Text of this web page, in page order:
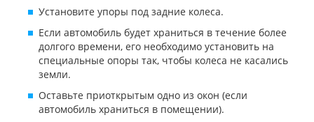
Установите упоры под задние колеса.
Если автомобиль будет храниться в течение более
долгого времени, его необходимо установить на
специальные опоры так, чтобы колеса не касались
земли.
Оставьте приоткрытым одно из окон (если
автомобиль храниться в помещении).